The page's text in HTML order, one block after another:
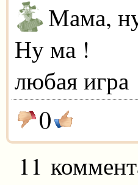
Мама,
Ну ма !
любая игра
0
11